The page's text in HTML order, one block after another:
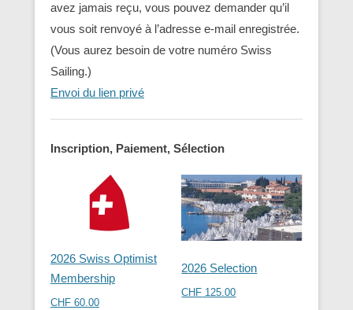
avez jamais reçu, vous pouvez demander qu’il
vous soit renvoyé à l’adresse e-mail enregistrée.
(Vous aurez besoin de votre numéro Swiss
Sailing.)
Envoi du lien privé
Inscription, Paiement, Sélection
2026 Swiss Optimist
Membership
CHF 60.00
2026 Selection
CHF 125.00